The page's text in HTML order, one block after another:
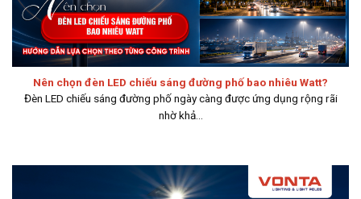
Nên chọn đèn LED chiếu sáng đường phố bao nhiêu Watt?
Đèn LED chiếu sáng đường phố ngày càng được ứng dụng rộng rãi
nhờ khả...